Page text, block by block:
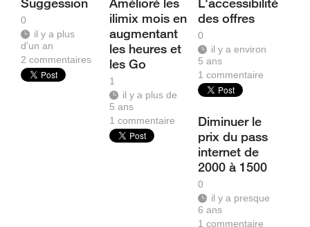
0
il y a plus
d'un an
2 commentaires
ilimix mois en
augmentant
les heures et
les Go
1
il y a plus de
5 ans
1commentaire
des offres
0
il y a environ
5 ans
1commentaire
Diminuer le
prix du pass
internet de
2000 à 1500
0
il y a presque
6 ans
1commentaire